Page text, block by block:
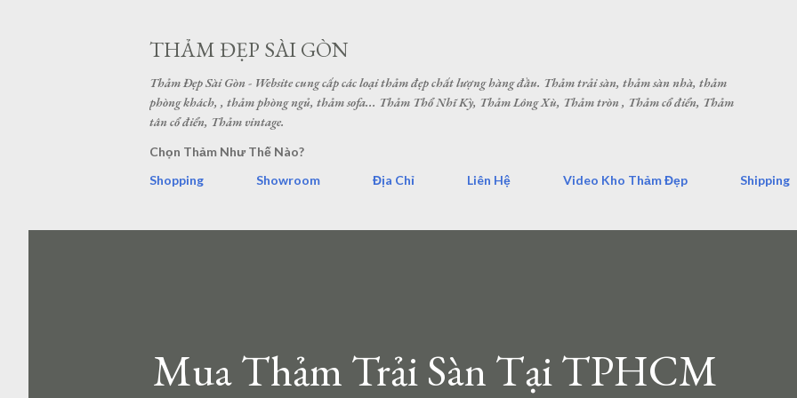
THẢM ĐẸP SÀI GÒN
Thảm Đẹp Sài Gòn - Website cung cấp các loại thảm đẹp chất lượng hàng đầu. Thảm trải sàn, thảm sàn nhà, thảm
phòng khách, , thảm phòng ngủ, thảm sofa... Thảm Thổ Nhĩ Kỳ, Thảm Lông Xù, Thảm tròn , Thảm cổ điển, Thảm
tân cổ điển, Thảm vintage.
Chọn Thảm Như Thế Nào?
Shopping
Showroom Địa Chỉ Liên Hệ Video Kho Thảm Đẹp Shipping
Mua Thảm Trải Sàn Tại TPHCM